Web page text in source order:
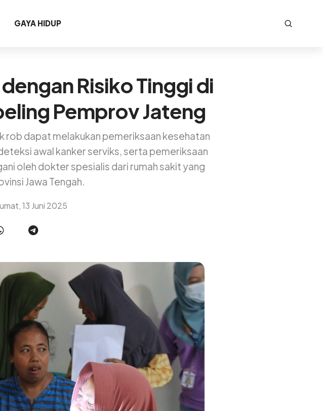
GAYA HIDUP
Risiko Tinggi di
Pemprov Jateng
rob dapat melakukan pemeriksaan kesehatan
awal kanker serviks, serta pemeriksaan
oleh dokter spesialis dari rumah sakit yang
Jawa Tengah.
13 Juni 2025